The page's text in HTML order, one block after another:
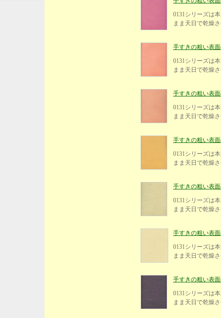
0131シリーズは
まま天日で乾燥
手すきの粗い表
0131シリーズは
まま天日で乾燥
手すきの粗い表
0131シリーズは
まま天日で乾燥
手すきの粗い表
0131シリーズは
まま天日で乾燥
手すきの粗い表
0131シリーズは
まま天日で乾燥
手すきの粗い表
0131シリーズは
まま天日で乾燥
手すきの粗い表
0131シリーズは
まま天日で乾燥